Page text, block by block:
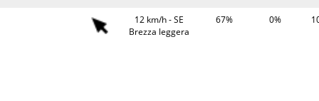
0.2 mm
9 km/h - N
51%
12 km/h - SE
Brezza leggera
67% 0%